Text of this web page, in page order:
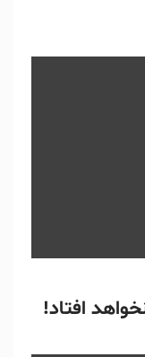
افتاد!